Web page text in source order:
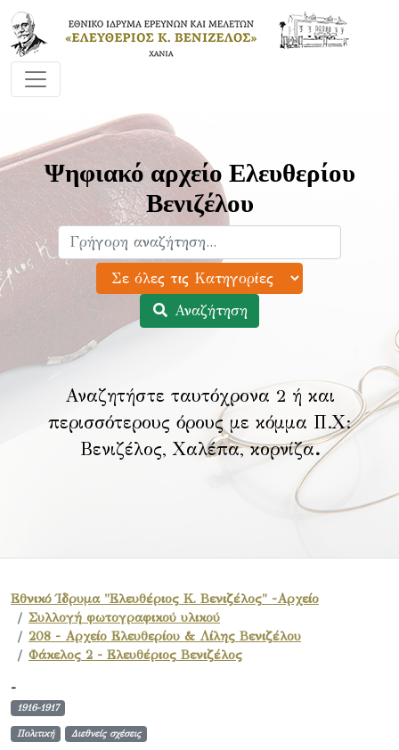
Ψηφιακό αρχείο Ελευθερίου
Βενιζέλου
Αναζήτηση
Αναζητήστε ταυτόχρονα 2 ή και
περισσότερους όρους με κόμμα Π.Χ:
Βενιζέλος, Χαλέπα, κορνίζα.
Εθνικό Ίδρυμα "Ελευθέριος Κ. Βενιζέλος" -Αρχείο
Συλλογή φωτογραφικού υλικού
208 - Αρχείο Ελευθερίου & Λίλης Βενιζέλου
Φάκελος 2 - Ελευθέριος Βενιζέλος
-
1916-1917
Πολιτική Διεθνείς σχέσεις